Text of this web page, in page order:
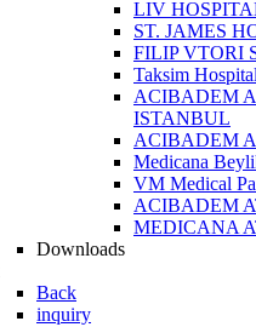
LIV
ST. JAMES
FILIP VTORI
Taksim
ACIBADEM
ISTANBUL
ACIBADEM
Medicana
VM Medical
ACIBADEM
MEDICANA
Downloads
Back
inquiry